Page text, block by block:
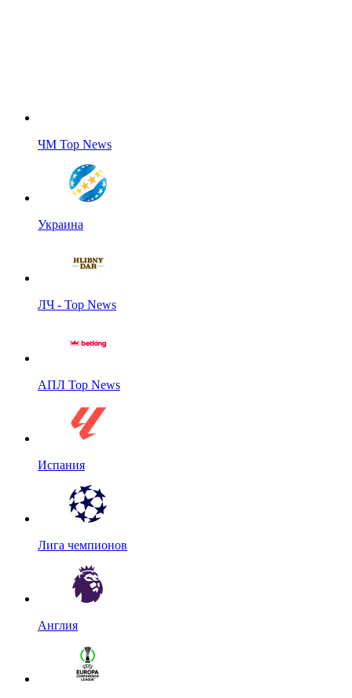
ЧМ Top News
Украина
ЛЧ - Top News
АПЛ Top News
Испания
Лига чемпионов
Англия